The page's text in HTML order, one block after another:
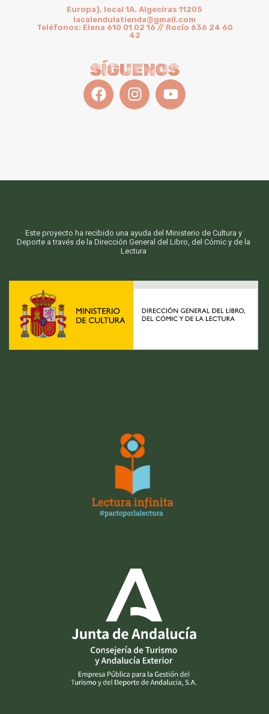
Europa), local 1A. Algeciras 11205
lacalendulatienda@gmail.com
Teléfonos: Elena 610 01 02 16 // Rocío 636 24 60
42
SÍGUENOS
Este proyecto ha recibido una ayuda del Ministerio de Cultura y
Deporte a través de la Dirección General del Libro, del Cómic y de la
Lectura